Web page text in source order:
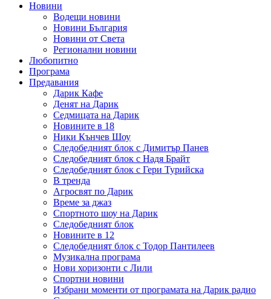
Новини
Водещи новини
Новини България
Новини от Света
Регионални новини
Любопитно
Програма
Предавания
Дарик Кафе
Денят на Дарик
Седмицата на Дарик
Новините в 18
Ники Кънчев Шоу
Следобедният блок с Димитър Панев
Следобедният блок с Надя Брайт
Следобедният блок с Гери Турийска
В тренда
Агросвят по Дарик
Време за джаз
Спортното шоу на Дарик
Следобедният блок
Новините в 12
Следобедният блок с Тодор Пантилеев
Музикална програма
Нови хоризонти с Лили
Спортни новини
Избрани моменти от програмата на Дарик радио